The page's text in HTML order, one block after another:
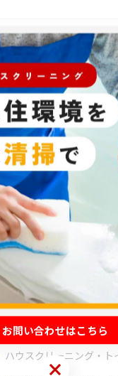
掃を埼玉県越谷市で賢
者比較ガイド
3 4
カテゴリー
全てのカテゴリー
エアコンお掃除機能付き
エアコンクリーニング
ハウスクリーニング・キッチン
ハウスクリーニング・ト
お問い合わせはこちら
お問い合わせはこちら